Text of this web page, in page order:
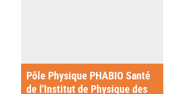
Pôle Physique PHABIO Santé
de l'Institut de Physique des